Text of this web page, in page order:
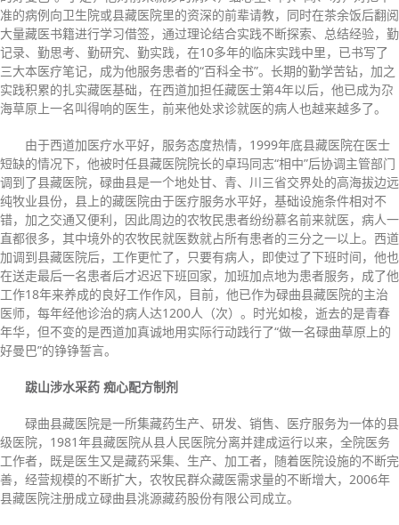
准的病例向卫生院或县藏医院里的资深的前辈请教，同时在茶余饭后翻阅
大量藏医书籍进行学习借签，通过理论结合实践不断探索、总结经验，勤
记录、勤思考、勤研究、勤实践，在10多年的临床实践中里，已书写了
三大本医疗笔记，成为他服务患者的“百科全书”。长期的勤学苦钻，加之
实践积累的扎实藏医基础，在西道加担任藏医士第4年以后，他已成为尕
海草原上一名叫得响的医生，前来他处求诊就医的病人也越来越多了。
由于西道加医疗水平好，服务态度热情，1999年底县藏医院在医士
短缺的情况下，他被时任县藏医院院长的卓玛同志“相中”后协调主管部门
调到了县藏医院，碌曲县是一个地处甘、青、川三省交界处的高海拔边远
纯牧业县份，县上的藏医院由于医疗服务水平好，基础设施条件相对不
错，加之交通又便利，因此周边的农牧民患者纷纷慕名前来就医，病人一
直都很多，其中境外的农牧民就医数就占所有患者的三分之一以上。西道
加调到县藏医院后，工作更忙了，只要有病人，即使过了下班时间，他也
在送走最后一名患者后才迟迟下班回家，加班加点地为患者服务，成了他
工作18年来养成的良好工作作风，目前，他已作为碌曲县藏医院的主治
医师，每年经他诊治的病人达1200人（次）。时光如梭，逝去的是青春
年华，但不变的是西道加真诚地用实际行动践行了“做一名碌曲草原上的
好曼巴”的铮铮誓言。
跋山涉水采药 痴心配方制剂
碌曲县藏医院是一所集藏药生产、研发、销售、医疗服务为一体的县
级医院，1981年县藏医院从县人民医院分离并建成运行以来，全院医务
工作者，既是医生又是藏药采集、生产、加工者，随着医院设施的不断完
善，经营规模的不断扩大，农牧民群众藏医需求量的不断增大，2006年
县藏医院注册成立碌曲县洮源藏药股份有限公司成立。